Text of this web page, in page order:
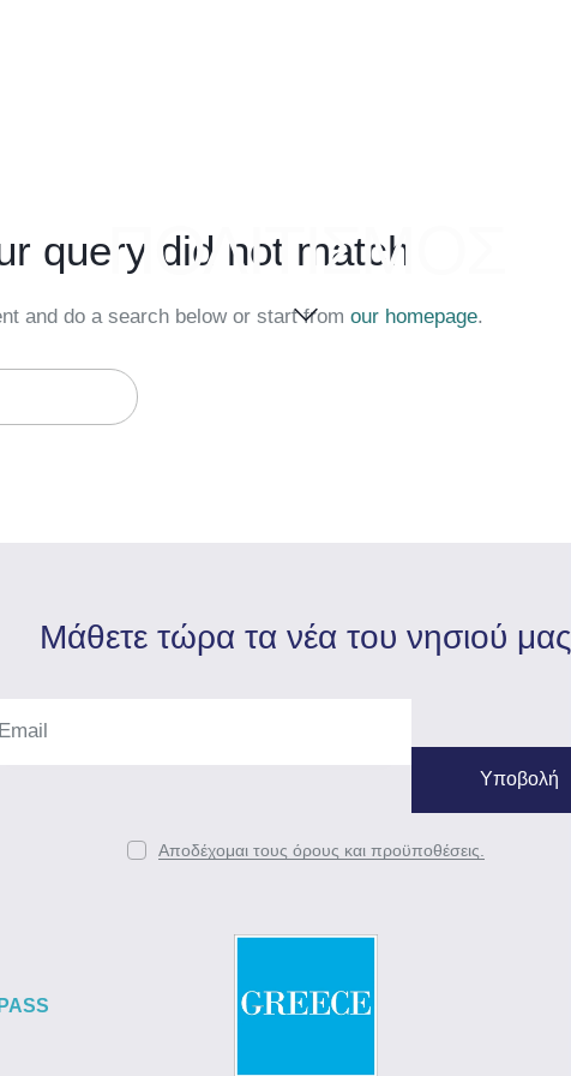
ΠΟΛΙΤΙΣΜΟΣ
query did not match
and do a search below or start from our homepage.
Mάθετε τώρα τα νέα του νησιού μας
Αποδέχομαι τους όρους και προϋποθέσεις.